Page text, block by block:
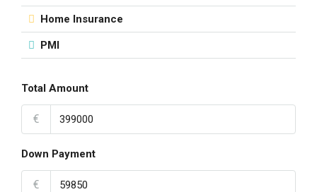
Home Insurance
PMI
Total Amount
€
Down Payment
€